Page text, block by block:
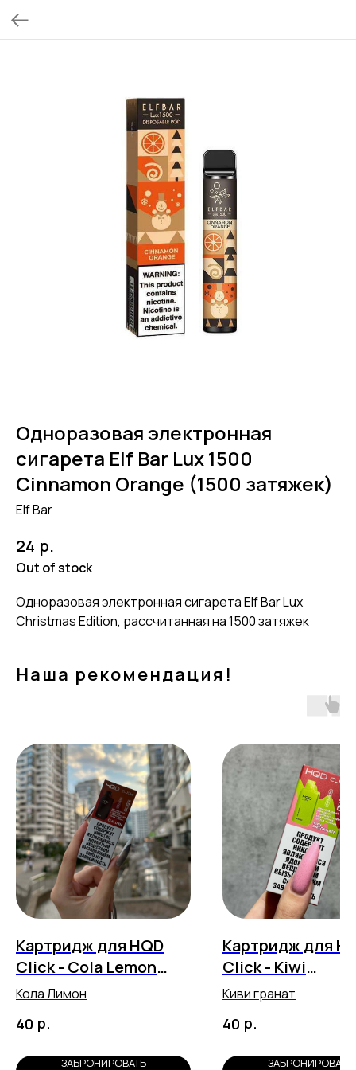
Одноразовая электронная
сигарета Elf Bar Lux 1500
Cinnamon Orange (1500 затяжек)
Elf Bar
24 р.
Out of stock
Одноразовая электронная сигарета Elf Bar Lux
Christmas Edition, рассчитанная на 1500 затяжек
Наша рекомендация!
Картридж для HQD
Click - Cola Lemon
(5500 затяжек)
Кола Лимон
40 р.
ЗАБРОНИРОВАТЬ
Картридж для
Click - Kiwi
Pomegranate
Киви гранат
40 р.
ЗАБРОНИРОВАТЬ